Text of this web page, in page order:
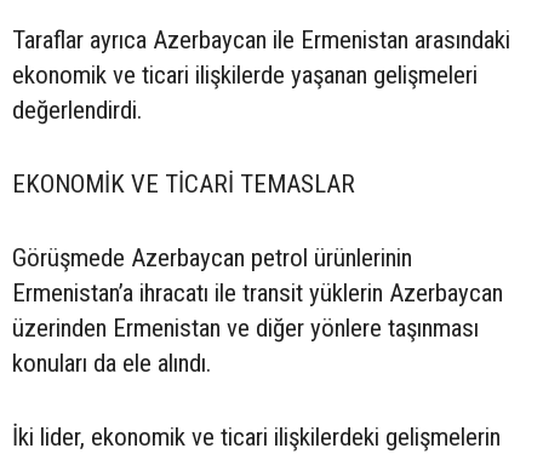
Taraflar ayrıca Azerbaycan ile Ermenistan arasındaki
ekonomik ve ticari ilişkilerde yaşanan gelişmeleri
değerlendirdi.
EKONOMİK VE TİCARİ TEMASLAR
Görüşmede Azerbaycan petrol ürünlerinin
Ermenistan’a ihracatı ile transit yüklerin Azerbaycan
üzerinden Ermenistan ve diğer yönlere taşınması
konuları da ele alındı.
İki lider, ekonomik ve ticari ilişkilerdeki gelişmelerin